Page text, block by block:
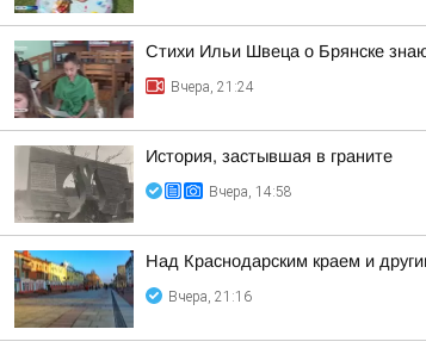
Стихи Ильи Швеца о Брянске
Вчера, 21:24
История, застывшая в граните
Вчера, 14:58
Над Краснодарским краем и
Вчера, 21:16